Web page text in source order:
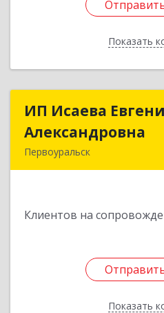
Показать
ИП Исаева
Александровна
Первоуральск
Клиентов на
Показать
ИП